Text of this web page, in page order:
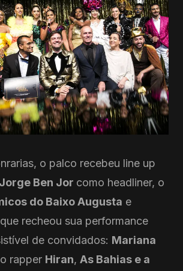
o palco recebeu line up
Jorge Ben Jor como headliner, o
do Baixo Augusta e
recheou sua performance
de convidados: Mariana
rapper Hiran, As Bahias e a